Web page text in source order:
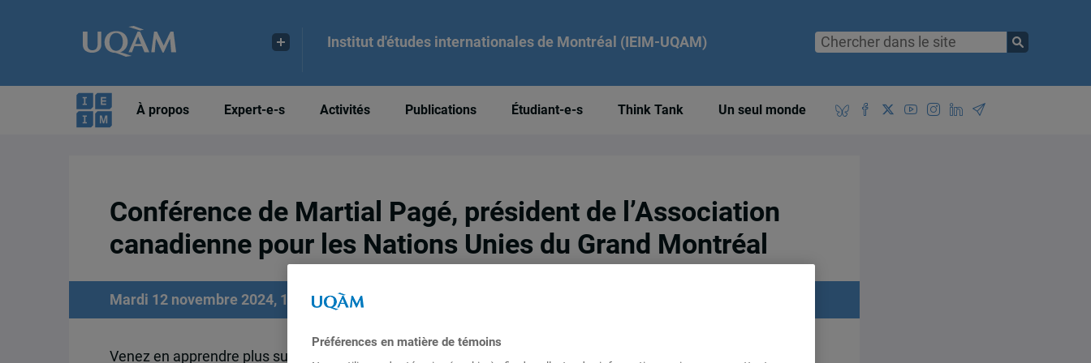
Institut d'études internationales de Montréal (IEIM-UQAM)
À propos Expert-e-s Activités Publications Étudiant-e-s Think Tank Un seul monde
Conférence de Martial Pagé, président de l’Association
canadienne pour les Nations Unies du Grand Montréal
Mardi 12 novembre 2024, 19h00 à 19h45, salle J-1187, UQAM
Venez en apprendre plus sur une carrière diplomatique et internationale !
Préférences en matière de témoins